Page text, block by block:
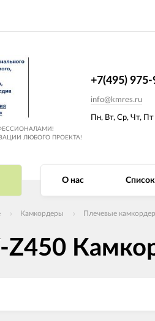
ЛЮБОГО ПРОЕКТА!
Пн, Вт, Ср, Чт, Пт
+7(495)
info@kmres.ru
О нас
Камкордеры Плечевые
Z450